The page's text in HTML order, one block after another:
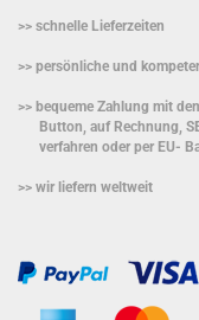
>> schnelle Lieferzeiten
>> persönliche und
>> bequeme Zahlung mit
Button, auf Rechnung,
verfahren oder per EU-
>> wir liefern weltweit